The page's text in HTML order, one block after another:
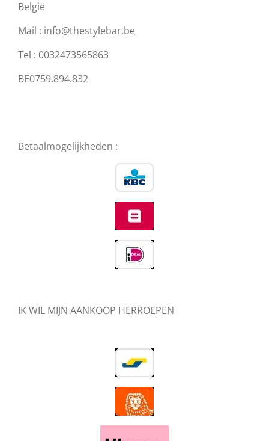
België
Mail : info@thestylebar.be
Tel : 0032473565863
BE0759.894.832
Betaalmogelijkheden :
IK WIL MIJN AANKOOP HERROEPEN